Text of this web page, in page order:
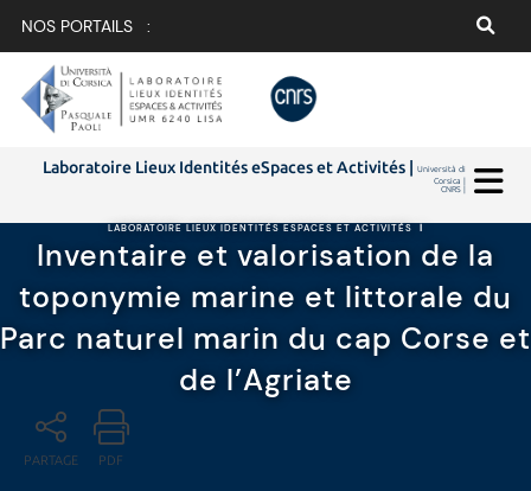
NOS PORTAILS :
Laboratoire Lieux Identités eSpaces et Activités |Università di
Corsica |
CNRS |
LABORATOIRE LIEUX IDENTITÉS ESPACES ET ACTIVITÉS |
Inventaire et valorisation de la
toponymie marine et littorale du
Parc naturel marin du cap Corse et
de l’Agriate
PARTAGE PDF